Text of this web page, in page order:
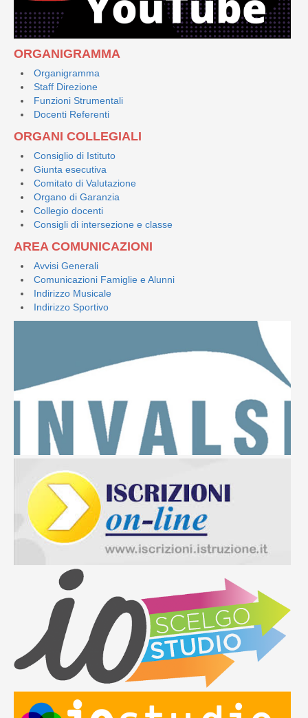
ORGANIGRAMMA
Organigramma
Staff Direzione
Funzioni Strumentali
Docenti Referenti
ORGANI COLLEGIALI
Consiglio di Istituto
Giunta esecutiva
Comitato di Valutazione
Organo di Garanzia
Collegio docenti
Consigli di intersezione e classe
AREA COMUNICAZIONI
Avvisi Generali
Comunicazioni Famiglie e Alunni
Indirizzo Musicale
Indirizzo Sportivo